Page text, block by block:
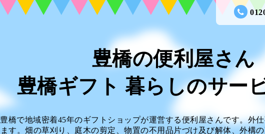
豊橋の便利屋さん
豊橋ギフト 暮らしのサー
豊橋で地域密着45年のギフトショップが運営する便利屋さんです。外
ます。畑の草刈り、庭木の剪定、物置の不用品片づけ及び解体、外構の